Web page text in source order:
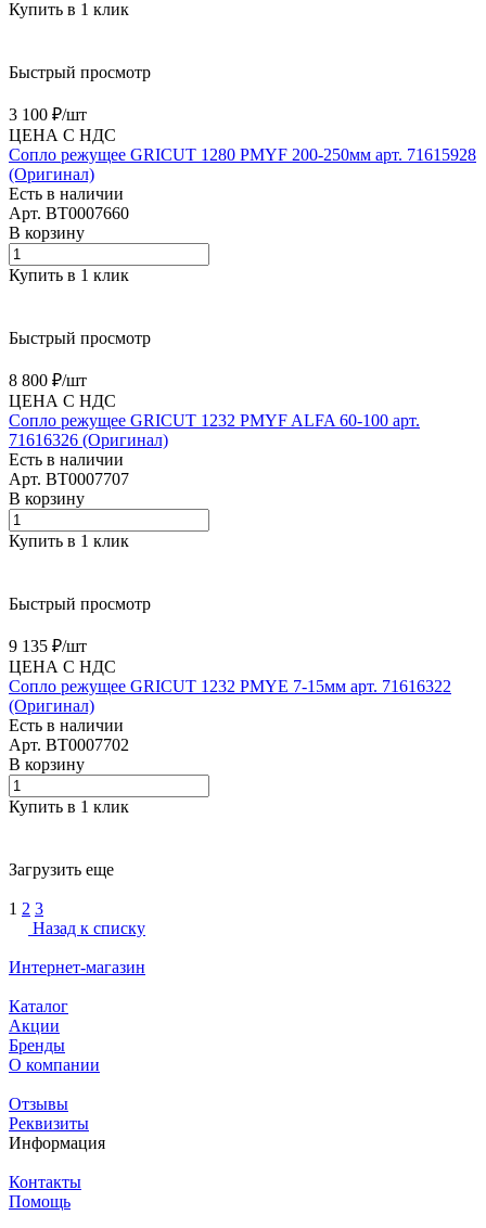
Купить в 1 клик
Быстрый просмотр
3 100 ₽/шт
ЦЕНА С НДС
Сопло режущее GRICUT 1280 PMYF 200-250мм арт. 71615928
(Оригинал)
Есть в наличии
Арт. BT0007660
В корзину
Купить в 1 клик
Быстрый просмотр
8 800 ₽/шт
ЦЕНА С НДС
Сопло режущее GRICUT 1232 PMYF ALFA 60-100 арт.
71616326 (Оригинал)
Есть в наличии
Арт. BT0007707
В корзину
Купить в 1 клик
Быстрый просмотр
9 135 ₽/шт
ЦЕНА С НДС
Сопло режущее GRICUT 1232 PMYE 7-15мм арт. 71616322
(Оригинал)
Есть в наличии
Арт. BT0007702
В корзину
Купить в 1 клик
Загрузить еще
1 2 3
Назад к списку
Интернет-магазин
Каталог
Акции
Бренды
О компании
Отзывы
Реквизиты
Информация
Контакты
Помощь